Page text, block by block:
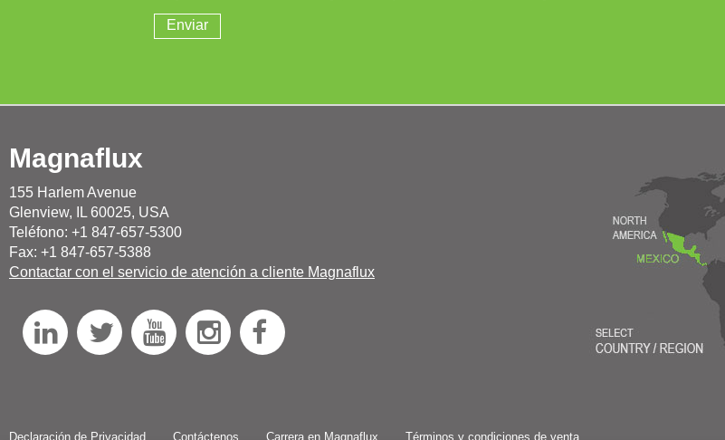
Magnaflux
155 Harlem Avenue
Glenview, IL 60025, USA
Teléfono: +1 847-657-5300
Fax: +1 847-657-5388
Contactar con el servicio de atención a cliente Magnaflux
L
T
Y
I
Declaración de Privacidad Contáctenos Carrera en Magnaflux Términos y condiciones de venta